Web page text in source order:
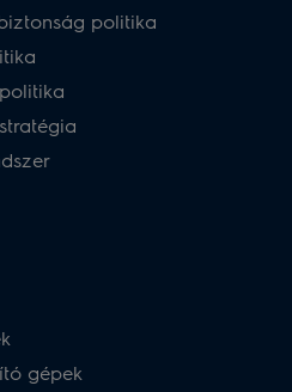
politika
gépek